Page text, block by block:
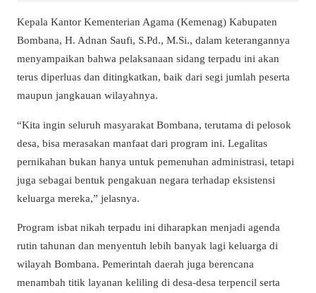
Kepala Kantor Kementerian Agama (Kemenag) Kabupaten
Bombana, H. Adnan Saufi, S.Pd., M.Si., dalam keterangannya
menyampaikan bahwa pelaksanaan sidang terpadu ini akan
terus diperluas dan ditingkatkan, baik dari segi jumlah peserta
maupun jangkauan wilayahnya.
“Kita ingin seluruh masyarakat Bombana, terutama di pelosok
desa, bisa merasakan manfaat dari program ini. Legalitas
pernikahan bukan hanya untuk pemenuhan administrasi, tetapi
juga sebagai bentuk pengakuan negara terhadap eksistensi
keluarga mereka,” jelasnya.
Program isbat nikah terpadu ini diharapkan menjadi agenda
rutin tahunan dan menyentuh lebih banyak lagi keluarga di
wilayah Bombana. Pemerintah daerah juga berencana
menambah titik layanan keliling di desa-desa terpencil serta